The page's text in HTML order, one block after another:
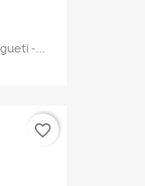
-...
favorite_border